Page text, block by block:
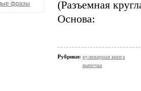
фразы
(Разъемная
Основа:
Рубрики: кулинарная книга
выпечка